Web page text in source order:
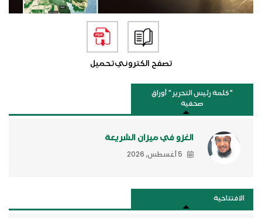
تصفح الكترونيتحميل
"كلمة رئيس التحرير " أوراق
صحفية
الغزو في ميزان الشريعة
5 أغسطس, 2026
الافتتاحية